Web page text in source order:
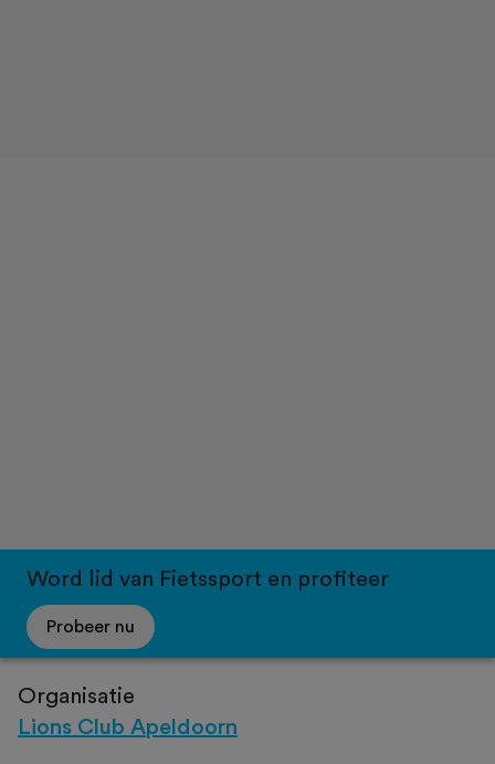
Word lid van Fietssport en profiteer
Probeer nu
Organisatie
Lions Club Apeldoorn